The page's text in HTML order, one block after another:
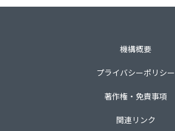
機構概要
プライバシーポリシー
著作権・免責事項
関連リンク